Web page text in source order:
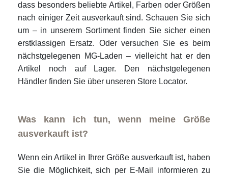
dass besonders beliebte Artikel, Farben oder Größen
nach einiger Zeit ausverkauft sind. Schauen Sie sich
um – in unserem Sortiment finden Sie sicher einen
erstklassigen Ersatz. Oder versuchen Sie es beim
nächstgelegenen MG-Laden – vielleicht hat er den
Artikel noch auf Lager. Den nächstgelegenen
Händler finden Sie über unseren Store Locator.
Was kann ich tun, wenn meine Größe
ausverkauft ist?
Wenn ein Artikel in Ihrer Größe ausverkauft ist, haben
Sie die Möglichkeit, sich per E-Mail informieren zu